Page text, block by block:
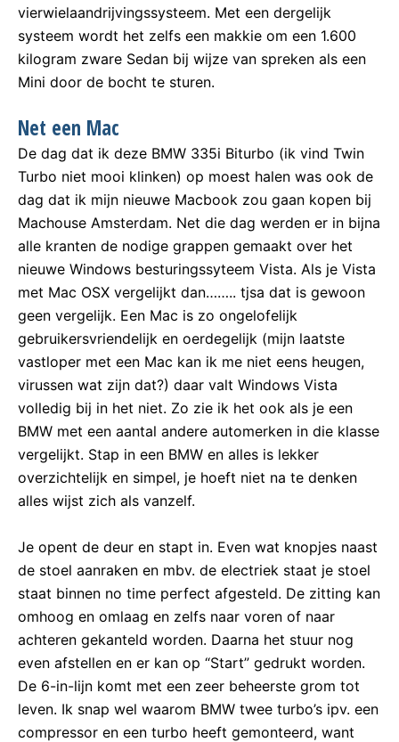
vierwielaandrijvingssysteem. Met een dergelijk
systeem wordt het zelfs een makkie om een 1.600
kilogram zware Sedan bij wijze van spreken als een
Mini door de bocht te sturen.
Net een Mac
De dag dat ik deze BMW 335i Biturbo (ik vind Twin
Turbo niet mooi klinken) op moest halen was ook de
dag dat ik mijn nieuwe Macbook zou gaan kopen bij
Machouse Amsterdam. Net die dag werden er in bijna
alle kranten de nodige grappen gemaakt over het
nieuwe Windows besturingssyteem Vista. Als je Vista
met Mac OSX vergelijkt dan…….. tjsa dat is gewoon
geen vergelijk. Een Mac is zo ongelofelijk
gebruikersvriendelijk en oerdegelijk (mijn laatste
vastloper met een Mac kan ik me niet eens heugen,
virussen wat zijn dat?) daar valt Windows Vista
volledig bij in het niet. Zo zie ik het ook als je een
BMW met een aantal andere automerken in die klasse
vergelijkt. Stap in een BMW en alles is lekker
overzichtelijk en simpel, je hoeft niet na te denken
alles wijst zich als vanzelf.
Je opent de deur en stapt in. Even wat knopjes naast
de stoel aanraken en mbv. de electriek staat je stoel
staat binnen no time perfect afgesteld. De zitting kan
omhoog en omlaag en zelfs naar voren of naar
achteren gekanteld worden. Daarna het stuur nog
even afstellen en er kan op “Start” gedrukt worden.
De 6-in-lijn komt met een zeer beheerste grom tot
leven. Ik snap wel waarom BMW twee turbo’s ipv. een
compressor en een turbo heeft gemonteerd, want